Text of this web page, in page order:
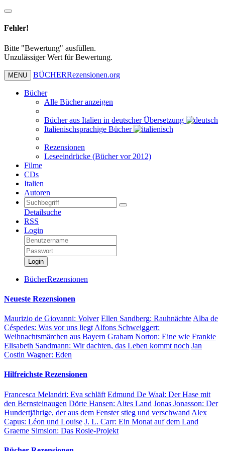
Fehler!
Bitte "Bewertung" ausfüllen.
Unzulässiger Wert für Bewertung.
MENU BÜCHERRezensionen.org
Bücher
Alle Bücher anzeigen
Bücher aus Italien in deutscher Übersetzung
Italienischsprachige Bücher
Rezensionen
Leseeindrücke (Bücher vor 2012)
Filme
CDs
Italien
Autoren
Detailsuche
RSS
Login
Login
BücherRezensionen
Neueste Rezensionen
Maurizio de Giovanni: Volver Ellen Sandberg: Rauhnächte Alba de
Céspedes: Was vor uns liegt Alfons Schweiggert:
Weihnachtsmärchen aus Bayern Graham Norton: Eine wie Frankie
Elisabeth Sandmann: Wir dachten, das Leben kommt noch Jan
Costin Wagner: Eden
Hilfreichste Rezensionen
Francesca Melandri: Eva schläft Edmund De Waal: Der Hase mit
den Bernsteinaugen Dörte Hansen: Altes Land Jonas Jonasson: Der
Hundertjährige, der aus dem Fenster stieg und verschwand Alex
Capus: Léon und Louise J. L. Carr: Ein Monat auf dem Land
Graeme Simsion: Das Rosie-Projekt